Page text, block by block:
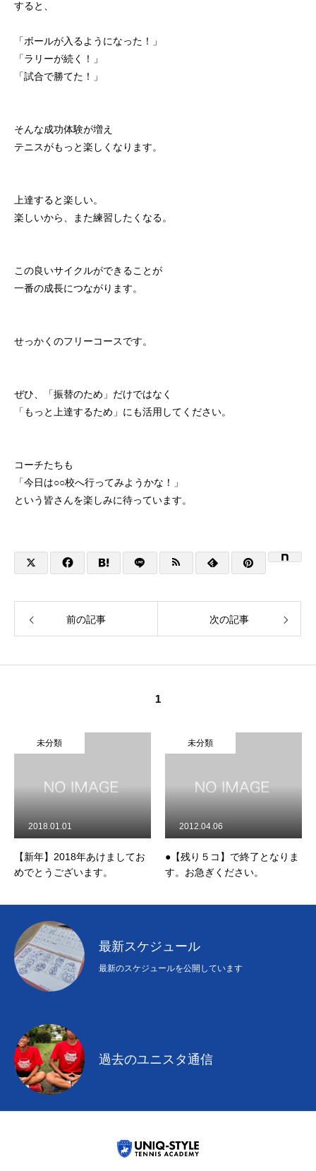
すると、
「ボールが入るようになった！」
「ラリーが続く！」
「試合で勝てた！」
そんな成功体験が増え
テニスがもっと楽しくなります。
上達すると楽しい。
楽しいから、また練習したくなる。
この良いサイクルができることが
一番の成長につながります。
せっかくのフリーコースです。
ぜひ、「振替のため」だけではなく
「もっと上達するため」にも活用してください。
コーチたちも
「今日は○○校へ行ってみようかな！」
という皆さんを楽しみに待っています。
前の記事 次の記事
1
未分類
【新年】2018年あけましてお
めでとうございます。
2018.01.01
未分類
●【残り５コ】で終了となりま
す。お急ぎください。
2012.04.06
最新スケジュール
最新のスケジュールを公開しています
過去のユニスタ通信